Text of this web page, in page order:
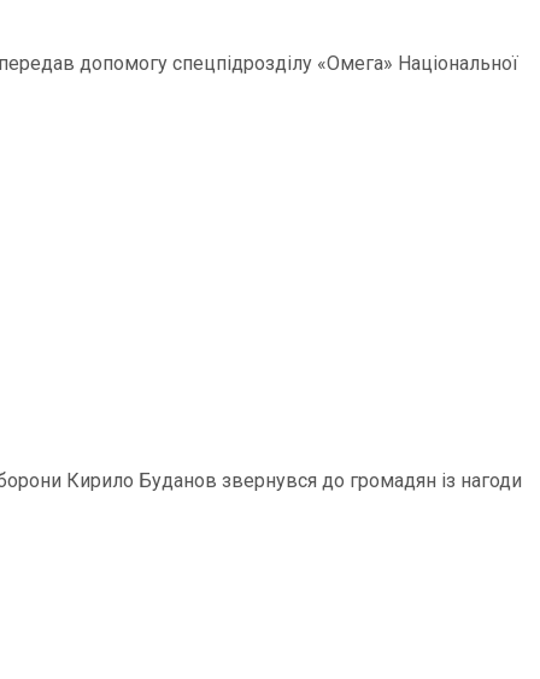
допомогу спецпідрозділу «Омега» Національної
Кирило Буданов звернувся до громадян із нагоди